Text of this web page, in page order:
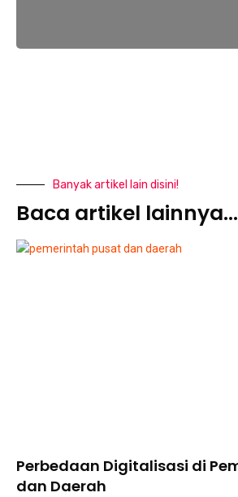
Banyak artikel lain disini!
Baca artikel lainnya...
Perbedaan Digitalisasi di
dan Daerah